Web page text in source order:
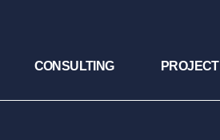
CONSULTING PROJECT